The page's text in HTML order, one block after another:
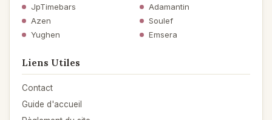
JpTimebars
Adamantin
Azen
Soulef
Yughen
Emsera
Liens Utiles
Contact
Guide d'accueil